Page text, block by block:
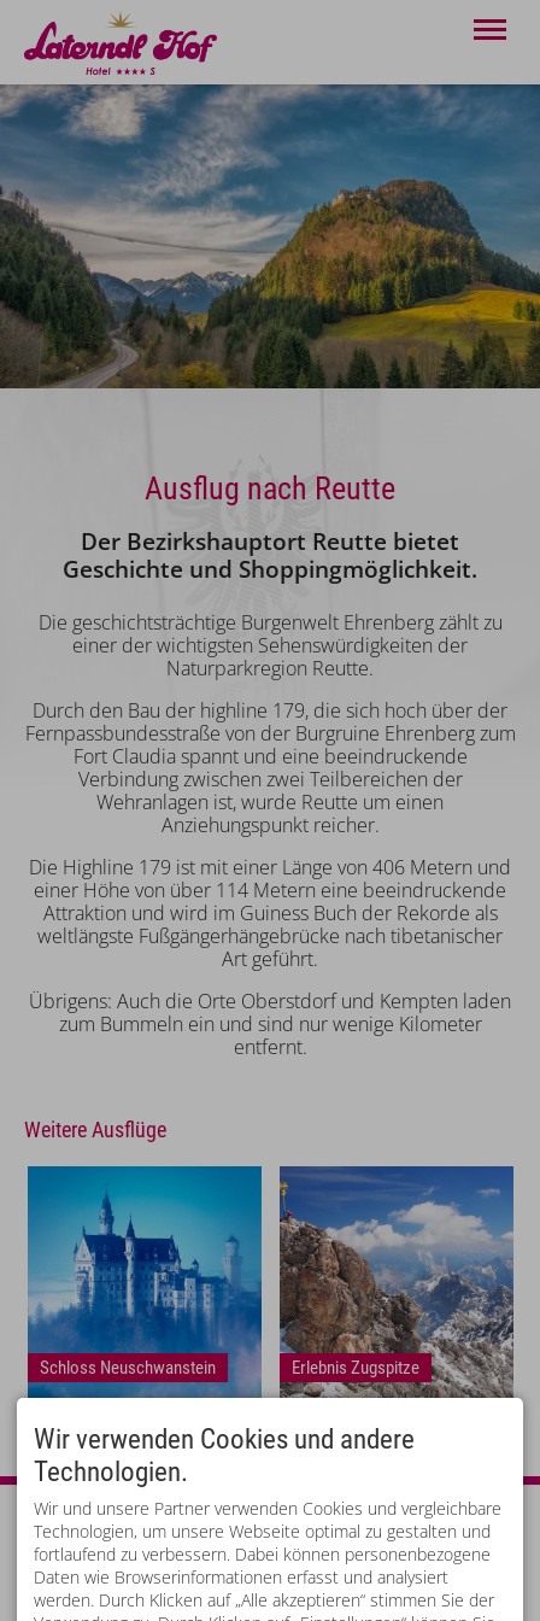
Ausflug nach Reutte
Der Bezirkshauptort Reutte bietet
Geschichte und Shoppingmöglichkeit.
Die geschichtsträchtige Burgenwelt Ehrenberg zählt zu
einer der wichtigsten Sehenswürdigkeiten der
Naturparkregion Reutte.
Durch den Bau der highline 179, die sich hoch über der
Fernpassbundesstraße von der Burgruine Ehrenberg zum
Fort Claudia spannt und eine beeindruckende
Verbindung zwischen zwei Teilbereichen der
Wehranlagen ist, wurde Reutte um einen
Anziehungspunkt reicher.
Die Highline 179 ist mit einer Länge von 406 Metern und
einer Höhe von über 114 Metern eine beeindruckende
Attraktion und wird im Guiness Buch der Rekorde als
weltlängste Fußgängerhängebrücke nach tibetanischer
Art geführt.
Übrigens: Auch die Orte Oberstdorf und Kempten laden
zum Bummeln ein und sind nur wenige Kilometer
entfernt.
Weitere Ausflüge
Schloss Neuschwanstein Erlebnis Zugspitze
IHR WOHLFÜHL-HOTEL
Hotel Laterndl Hof ****s
Peter Zotz GmbH
Haller 16 am Haldensee
6672 Nesselwängle
QUICKLINKS
Zimmer & Preise
TOP-Angebote
Gutscheine
Wir verwenden Cookies und andere
Technologien.
Wir und unsere Partner verwenden Cookies und vergleichbare
Technologien, um unsere Webseite optimal zu gestalten und
fortlaufend zu verbessern. Dabei können personenbezogene
Daten wie Browserinformationen erfasst und analysiert
werden. Durch Klicken auf „Alle akzeptieren“ stimmen Sie der